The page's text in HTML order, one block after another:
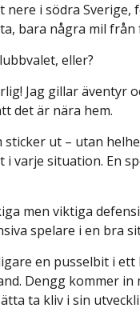
nere i södra
bara några mil från
eller?
Jag gillar äventyr
det är nära hem.
ut – utan
varje situation. En
men viktiga
spelare i en bra
en pusselbit i
Dengg kommer in
ta kliv i sin